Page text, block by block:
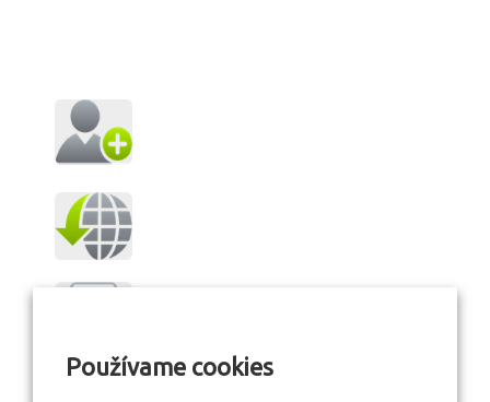
Používame cookies